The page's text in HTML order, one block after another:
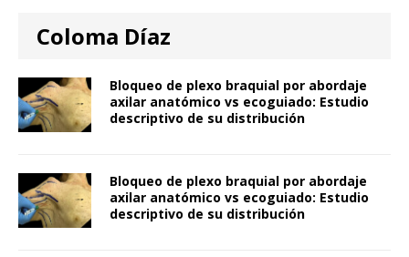
Coloma Díaz
Bloqueo de plexo braquial por abordaje
axilar anatómico vs ecoguiado: Estudio
descriptivo de su distribución
Bloqueo de plexo braquial por abordaje
axilar anatómico vs ecoguiado: Estudio
descriptivo de su distribución